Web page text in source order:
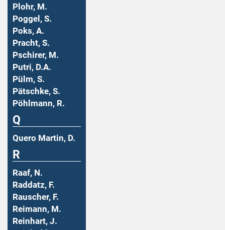
Plohr, M.
Poggel, S.
Poks, A.
Pracht, S.
Pschirer, M.
Putri, D.A.
Pülm, S.
Pätschke, S.
Pöhlmann, R.
Q
Quero Martin, D.
R
Raaf, N.
Raddatz, F.
Rauscher, F.
Reimann, M.
Reinhart, J.